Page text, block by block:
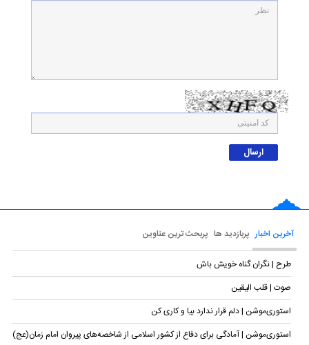
آخرین اخبار پربازدید ها پربحث ترین عناوین
طرح | نگران گناه خویش باش
صوت | قلب الیقین
استوری‌موشن | دلم قرار ندارد بیا و کاری کن
استوری‌موشن | آمادگی برای دفاع از کشور اسلامی از شاخصه‌های پیروان امام زمان(عج)